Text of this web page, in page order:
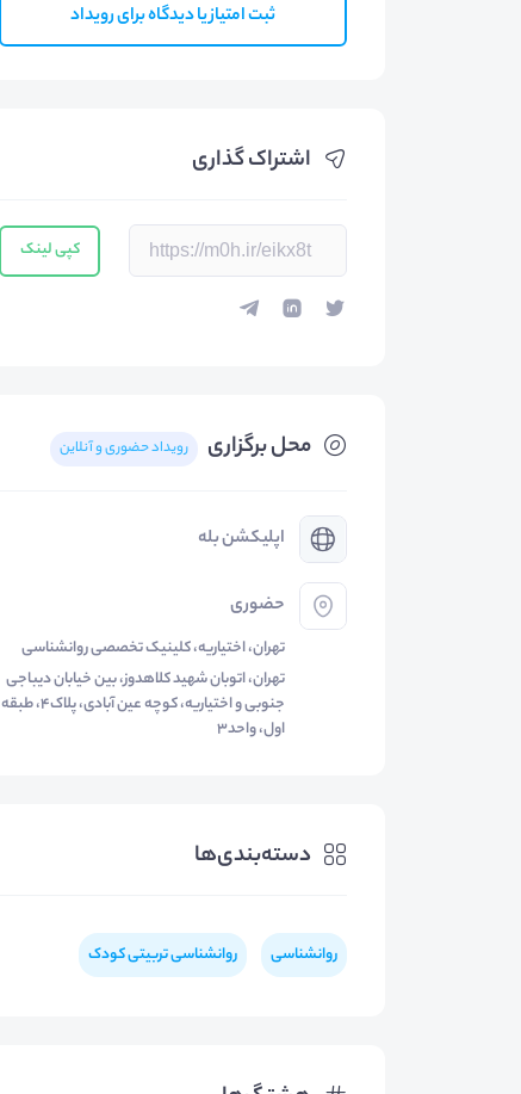
ثبت امتیاز یا دیدگاه برای رویداد
اشتراک گذاری
کپی لینک
محل برگزاری رویداد حضوری و آنلاین
اپلیکشن بله
حضوری
تهران، اختیاریه، کلينيک تخصصی روانشناسی
تهران، اتوبان شهید کلاهدوز، بین خیابان دیباجی
جنوبی و اختیاریه، کوچه عین آبادی، پلاک۴، طبقه
اول، واحد۳
دسته‌بندی‌ها
روانشناسی روانشناسی تربیتی کودک